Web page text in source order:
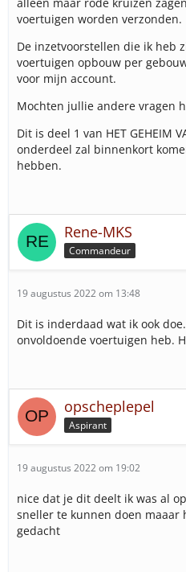
voertuigen worden verzonden.
De inzetvoorstellen die ik heb
voertuigen opbouw per
voor mijn account.
Mochten jullie andere vragen
Dit is deel 1 van HET GEHEIM
onderdeel zal binnenkort
hebben.
Rene-MKS
Commandeur
19 augustus 2022 om 13:48
Dit is inderdaad wat ik ook
onvoldoende voertuigen heb.
opscheplepel
Aspirant
19 augustus 2022 om 19:02
nice dat je dit deelt ik was al
sneller te kunnen doen maaar
gedacht